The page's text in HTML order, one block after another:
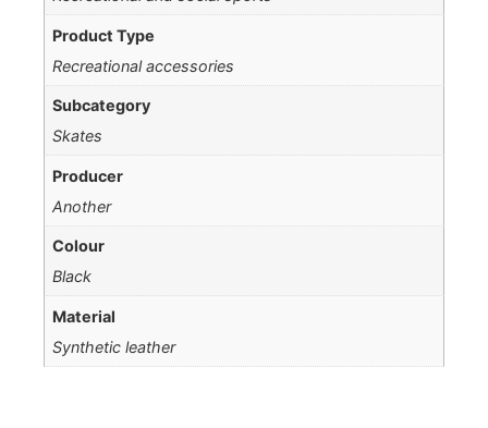
Product Type
Recreational accessories
Subcategory
Skates
Producer
Another
Colour
Black
Material
Synthetic leather